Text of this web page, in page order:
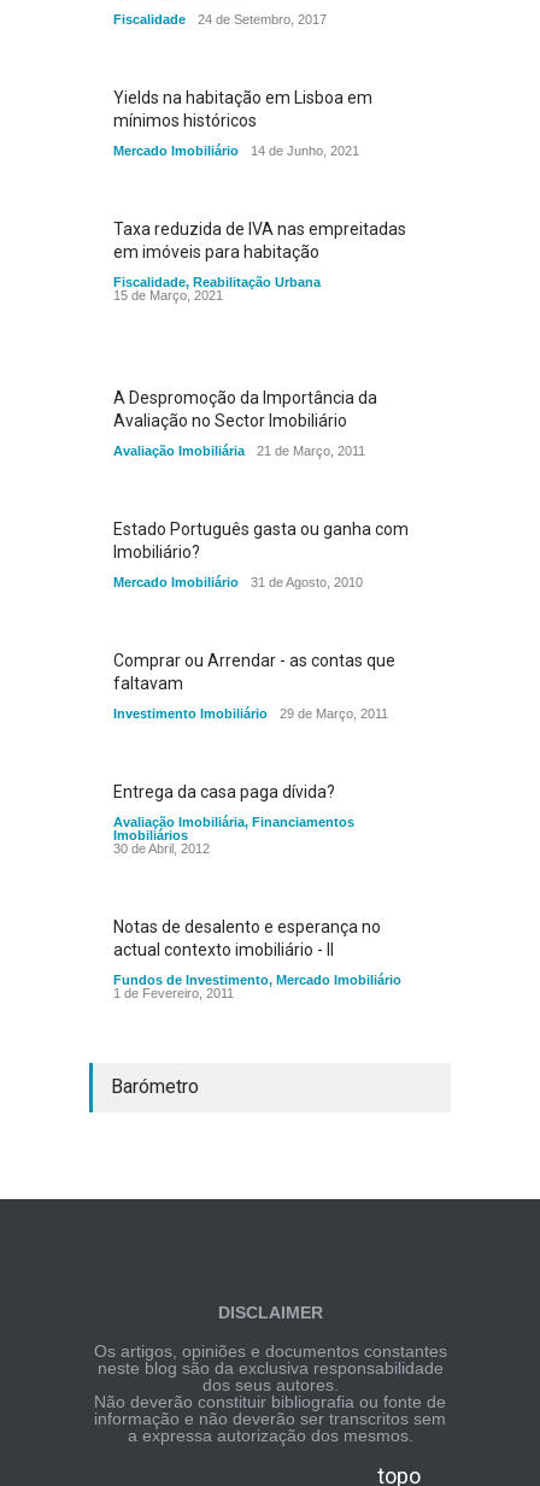
Fiscalidade 24 de Setembro, 2017
Yields na habitação em Lisboa em
mínimos históricos
Mercado Imobiliário 14 de Junho, 2021
Taxa reduzida de IVA nas empreitadas
em imóveis para habitação
Fiscalidade, Reabilitação Urbana
15 de Março, 2021
A Despromoção da Importância da
Avaliação no Sector Imobiliário
Avaliação Imobiliária 21 de Março, 2011
Estado Português gasta ou ganha com
Imobiliário?
Mercado Imobiliário 31 de Agosto, 2010
Comprar ou Arrendar - as contas que
faltavam
Investimento Imobiliário 29 de Março, 2011
Entrega da casa paga dívida?
Avaliação Imobiliária, Financiamentos
Imobiliários
30 de Abril, 2012
Notas de desalento e esperança no
actual contexto imobiliário - II
Fundos de Investimento, Mercado Imobiliário
1 de Fevereiro, 2011
Barómetro
DISCLAIMER
Os artigos, opiniões e documentos constantes
neste blog são da exclusiva responsabilidade
dos seus autores.
Não deverão constituir bibliografia ou fonte de
informação e não deverão ser transcritos sem
a expressa autorização dos mesmos.
topo